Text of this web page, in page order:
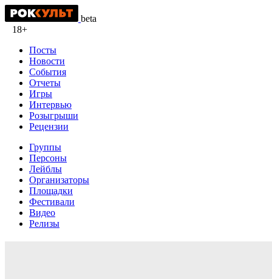
beta
18+
Посты
Новости
События
Отчеты
Игры
Интервью
Розыгрыши
Рецензии
Группы
Персоны
Лейблы
Организаторы
Площадки
Фестивали
Видео
Релизы